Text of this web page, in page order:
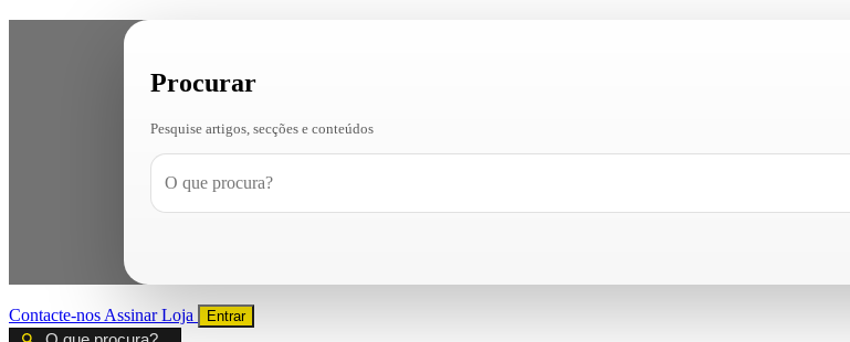
Procurar
Pesquise artigos, secções e conteúdos
Contacte-nos AssinarLoja Entrar